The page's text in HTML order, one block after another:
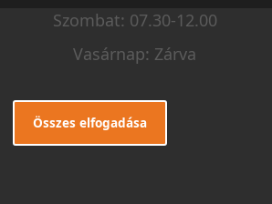
Szombat: 07.30-12.00
Vasárnap: Zárva
Összes elfogadása